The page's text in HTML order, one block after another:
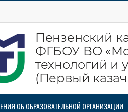
ОБ ОБРАЗОВАТЕЛЬНОЙ ОРГАНИЗАЦИИ